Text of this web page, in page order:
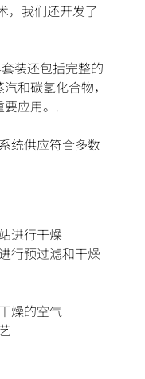
，我们还开发了
装还包括完整的
和碳氢化合物，
应用。.
统供应符合多数
进行干燥
行预过滤和干燥
燥的空气